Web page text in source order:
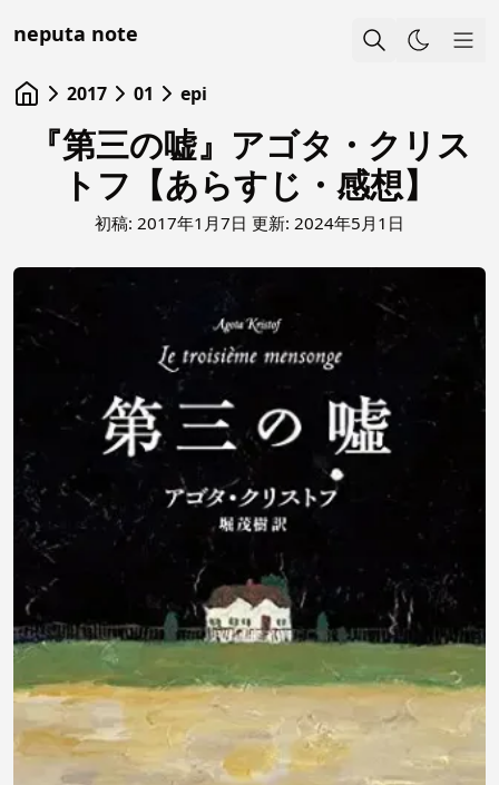
neputa note
2017
01 epi
『第三の嘘』アゴタ・クリス
トフ【あらすじ・感想】
初稿: 2017年1月7日 更新: 2024年5月1日